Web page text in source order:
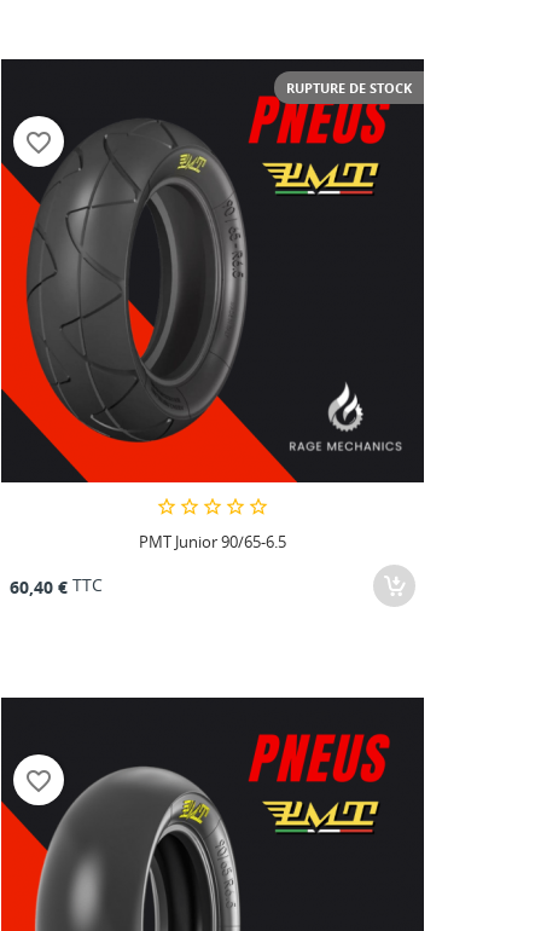
RUPTURE DE STOCK
PMT Junior 90/65-6.5
60,40 € TTC
favorite_border
favorite_border